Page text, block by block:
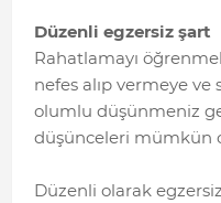
Düzenli egzersiz şart
Rahatlamayı
nefes alıp vermeye ve
olumlu düşünmeniz
düşünceleri mümkün
Düzenli olarak